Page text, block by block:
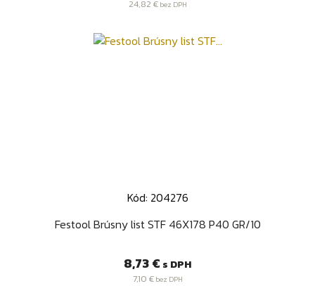
24,82 €bez DPH
Kód: 204276
Festool Brúsny list STF 46X178 P40 GR/10
Cena
8,73 € s DPH
7,10 €bez DPH